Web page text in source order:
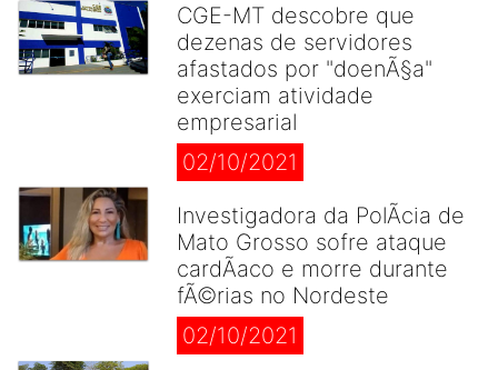
CGE-MT descobre que
dezenas de servidores
afastados por "doenÃ§a"
exerciam atividade
empresarial
02/10/2021
Investigadora da PolÃ­cia de
Mato Grosso sofre ataque
cardÃ­aco e morre durante
fÃ©rias no Nordeste
02/10/2021